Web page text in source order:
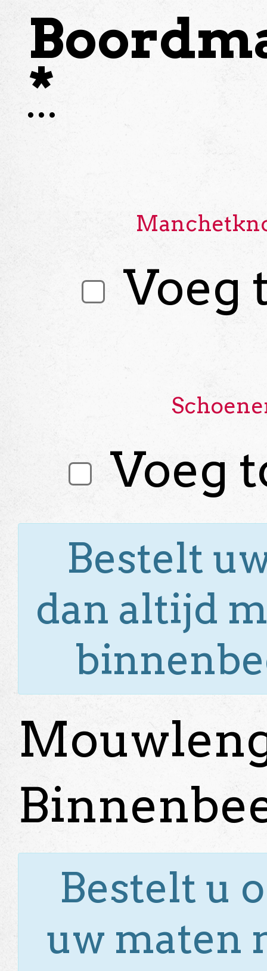
*
Voeg
Voeg
Bestelt
dan altijd
Bestelt u
uw maten